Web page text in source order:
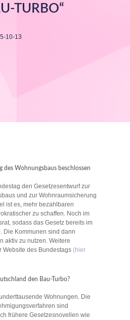
TURBO“
10-13
des Wohnungsbaus beschlossen
den Gesetzesentwurf zur
und zur Wohnraumsicherung
ist es, mehr bezahlbaren
zu schaffen. Noch im
sodass das Gesetz bereits im
Die Kommunen sind dann
aktiv zu nutzen. Weitere
Website des Bundestags (hier
den Bau-Turbo?
Wohnungen. Die
sind
frühere Gesetzesnovellen wie